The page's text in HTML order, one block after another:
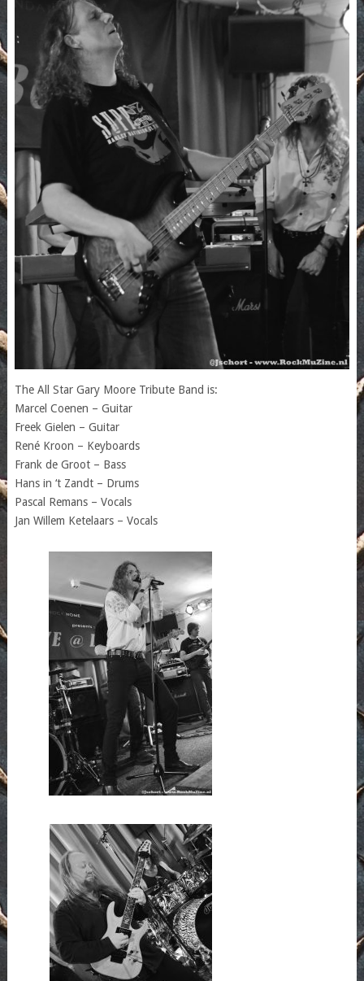
The All Star Gary Moore Tribute Band is:
Marcel Coenen – Guitar
Freek Gielen – Guitar
René Kroon – Keyboards
Frank de Groot – Bass
Hans in ‘t Zandt – Drums
Pascal Remans – Vocals
Jan Willem Ketelaars – Vocals